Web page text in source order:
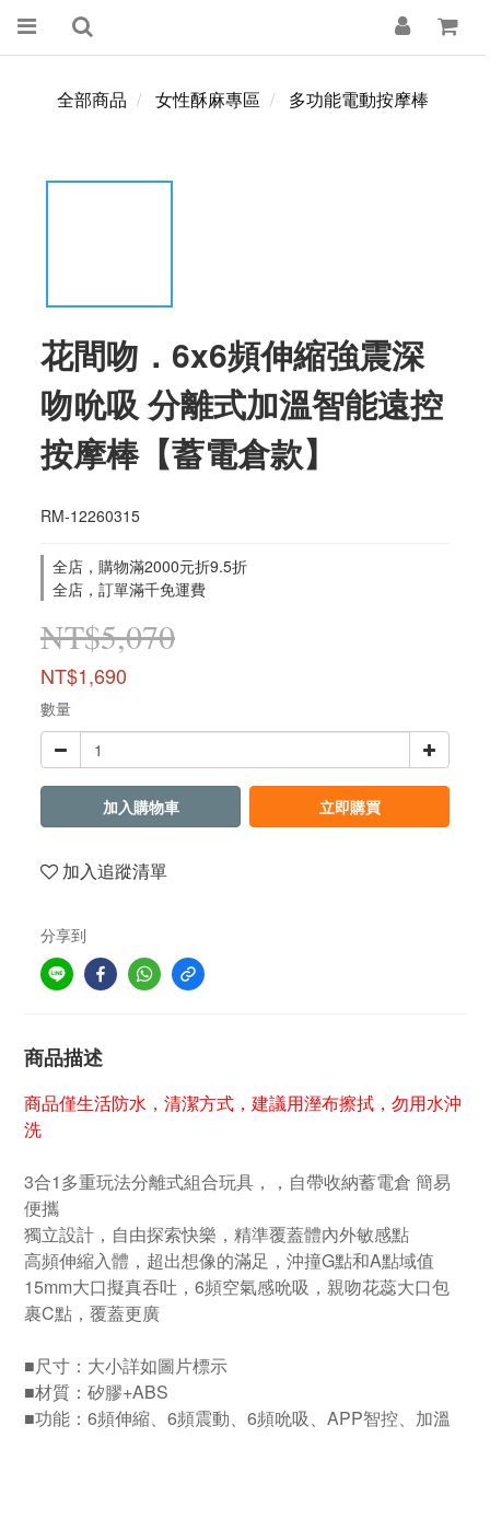
全部商品 女性酥麻專區 多功能電動按摩棒
花間吻．6x6頻伸縮強震深
吻吮吸 分離式加溫智能遠控
按摩棒【蓄電倉款】
RM-12260315
全店，購物滿2000元折9.5折
全店，訂單滿千免運費
NT$5,070
NT$1,690
數量
加入購物車 立即購買
加入追蹤清單
分享到
商品描述
商品僅生活防水，清潔方式，建議用溼布擦拭，勿用水沖
洗
3合1多重玩法分離式組合玩具，，自帶收納蓄電倉 簡易
便攜
獨立設計，自由探索快樂，精準覆蓋體內外敏感點
高頻伸縮入體，超出想像的滿足，沖撞G點和A點域值
15mm大口擬真吞吐，6頻空氣感吮吸，親吻花蕊大口包
裹C點，覆蓋更廣
■尺寸：大小詳如圖片標示
■材質：矽膠+ABS
■功能：6頻伸縮、6頻震動、6頻吮吸、APP智控、加溫